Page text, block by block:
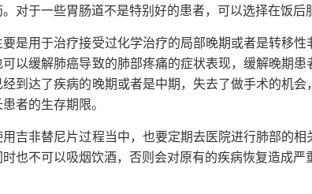
对于一些胃肠道不是特别好的患者，可以选择在饭后
是用于治疗接受过化学治疗的局部晚期或者是转移
以缓解肺癌导致的肺部疼痛的症状表现，缓解晚期
到达了疾病的晚期或者是中期，失去了做手术的机会
者的生存期限。
吉非替尼片过程当中，也要定期去医院进行肺部的
也不可以吸烟饮酒，否则会对原有的疾病恢复造成严